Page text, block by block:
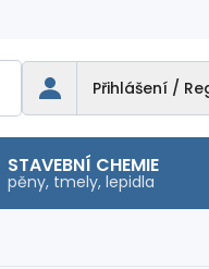
Přihlášení /
STAVEBNÍ CHEMIE
pěny, tmely, lepidla